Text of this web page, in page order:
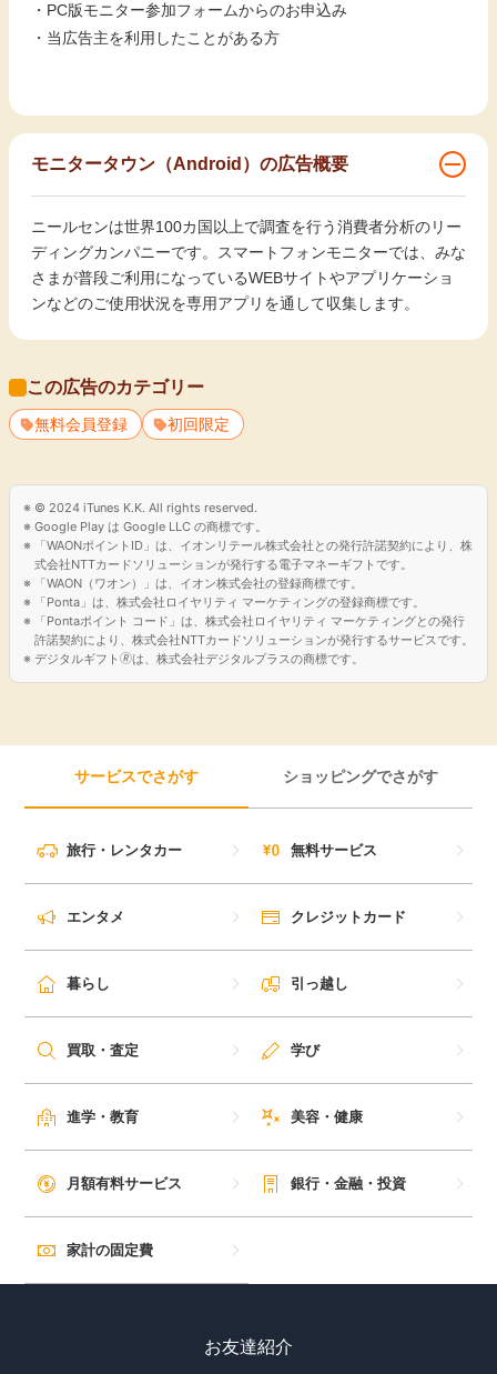
・PC版モニター参加フォームからのお申込み
・当広告主を利用したことがある方
モニタータウン（Android）の広告概要
ニールセンは世界100カ国以上で調査を行う消費者分析のリー
ディングカンパニーです。スマートフォンモニターでは、みな
さまが普段ご利用になっているWEBサイトやアプリケーショ
ンなどのご使用状況を専用アプリを通して収集します。
この広告のカテゴリー
無料会員登録 初回限定
© 2024 iTunes K.K. All rights reserved.
Google Play は Google LLC の商標です。
「WAONポイントID」は、イオンリテール株式会社との発行許諾契約により、株
式会社NTTカードソリューションが発行する電子マネーギフトです。
「WAON（ワオン）」は、イオン株式会社の登録商標です。
「Ponta」は、株式会社ロイヤリティ マーケティングの登録商標です。
「Pontaポイント コード」は、株式会社ロイヤリティ マーケティングとの発行
許諾契約により、株式会社NTTカードソリューションが発行するサービスです。
デジタルギフト🄬は、株式会社デジタルプラスの商標です。
サービスでさがす ショッピングでさがす
旅行・レンタカー 無料サービス
エンタメ クレジットカード
暮らし 引っ越し
買取・査定 学び
進学・教育 美容・健康
月額有料サービス 銀行・金融・投資
家計の固定費
お友達紹介